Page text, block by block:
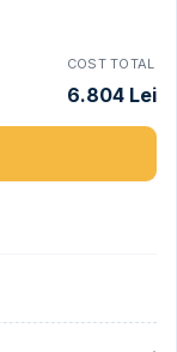
COST TOTAL
6.804 Lei